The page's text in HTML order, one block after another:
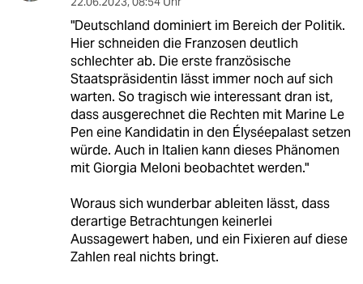
"Deutschland dominiert im Bereich der Politik.
Hier schneiden die Franzosen deutlich
schlechter ab. Die erste französische
Staatspräsidentin lässt immer noch auf sich
warten. So tragisch wie interessant dran ist,
dass ausgerechnet die Rechten mit Marine Le
Pen eine Kandidatin in den Élyséepalast setzen
würde. Auch in Italien kann dieses Phänomen
mit Giorgia Meloni beobachtet werden."
Woraus sich wunderbar ableiten lässt, dass
derartige Betrachtungen keinerlei
Aussagewert haben, und ein Fixieren auf diese
Zahlen real nichts bringt.